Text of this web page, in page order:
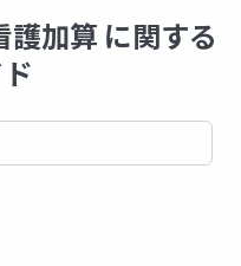
加算 に関する